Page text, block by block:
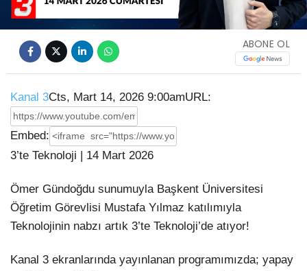
ABONE OL
Kanal 3Cts, Mart 14, 2026 9:00amURL:
Embed:
3’te Teknoloji | 14 Mart 2026
Ömer Gündoğdu sunumuyla Başkent Üniversitesi
Öğretim Görevlisi Mustafa Yılmaz katılımıyla
Teknolojinin nabzı artık 3’te Teknoloji’de atıyor!
Kanal 3 ekranlarında yayınlanan programımızda; yapay